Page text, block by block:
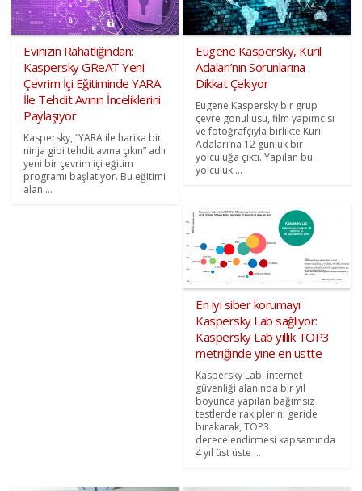
Evinizin Rahatlığından:
Kaspersky GReAT Yeni
Çevrim İçi Eğitiminde YARA
İle Tehdit Avının İnceliklerini
Paylaşıyor
Kaspersky, “YARA ile harika bir
ninja gibi tehdit avına çıkın” adlı
yeni bir çevrim içi eğitim
programı başlatıyor. Bu eğitimi
alan ...
Eugene Kaspersky, Kuril
Adaları’nın Sorunlarına
Dikkat Çekiyor
Eugene Kaspersky bir grup
çevre gönüllüsü, film yapımcısı
ve fotoğrafçıyla birlikte Kuril
Adaları’na 12 günlük bir
yolculuğa çıktı. Yapılan bu
yolculuk ...
En iyi siber korumayı
Kaspersky Lab sağlıyor:
Kaspersky Lab yıllık TOP3
metriğinde yine en üstte
Kaspersky Lab, internet
güvenliği alanında bir yıl
boyunca yapılan bağımsız
testlerde rakiplerini geride
bırakarak, TOP3
derecelendirmesi kapsamında
4 yıl üst üste ...